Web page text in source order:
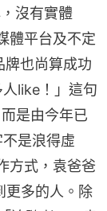
沒有實體
體平台及不定
也尚算成功
like！」這句
是由今年已
是浪得虛
方式，袁爸爸
更多的人。除